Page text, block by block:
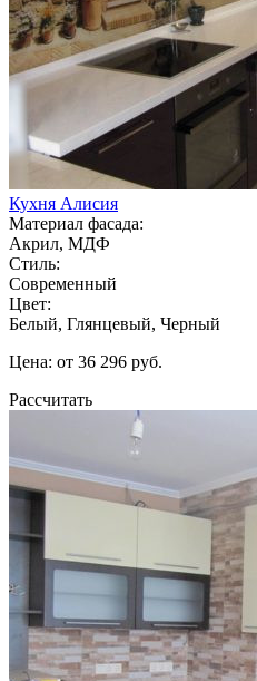
Кухня Алисия
Материал фасада:
Акрил, МДФ
Стиль:
Современный
Цвет:
Белый, Глянцевый, Черный
Цена: от 36 296 руб.
Рассчитать